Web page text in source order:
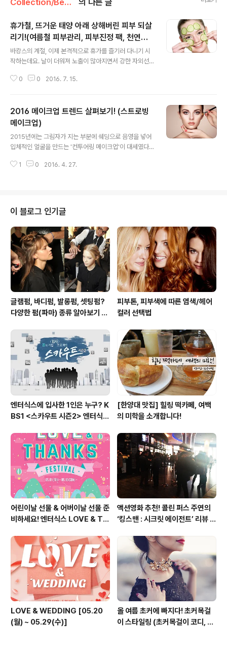
휴가철, 뜨거운 태양 아래 상해버린 피부 되살
리기!(여름철 피부관리, 피부진정 팩, 천연팩
만들기)
바캉스의 계절, 이제 본격적으로 휴가를 즐기러 다니기 시
작하는데요. 날이 더워져 노출이 많아지면서 강한 자외선
질이 벗겨지기도 하는 경우도 있죠. ㅜ_ㅜ 그래서! 오늘은
팩 입니다. 오이는 자체적으로 수분을 공급해주는 효능을
갖고 있어서 피부에 수분을 채워줌과 동시에 진정 효과가
있답니다. 또한 얼굴이 화끈거릴 때 시원한 오이팩을 해주
면 피부의 열기를 가라앉혀줍니다. 게다가 미백효과를 볼
수 있다는 사실! 오이팩을 할때는 얇게 썰어 냉장보관한 뒤
에 얼굴에 올려주면 됩니다. 15분~20분 후에 미지근한 물
0 0 2016. 7. 15.
2016 메이크업 트렌드 살펴보기! (스트로빙
메이크업)
2015년에는 그림자가 지는 부분에 쉐딩으로 음영을 넣어
입체적인 얼굴을 만드는 '컨투어링 메이크업'이 대세였다
았습니다! 스트로빙 메이크업이란? 스튜디오에서 사용하
인 이마, 코, 턱 등을 펄베이스 또는 하이라이터로 윤곽을
살리는 기법이랍니다. :D 투명하고 화사한 피부톤이 특징
이지만 얼굴 전체가 촉촉해 보이는 물광피부와는 약간 다
르다는 점! 화사하고 은은한 광이 흐르는 무결점 메이크업
을 연출하는게 포인트 인데요, 피부를 두껍게 커버하는게
아니라 피부결을 따라 얇게, 생기있고 자..
1 0 2016. 4. 27.
이 블로그 인기글
글램펌, 바디펌, 발롱펌, 셋팅펌?
다양한 펌(파마) 종류 알아보기 여
피부톤, 피부색에 따른 염색/헤어
컬러 선택법
엔터식스에 입사한 1인은 누구? K
BS1 <스카우트 시즌2> 엔터식스
[한양대 맛집] 힐링 떡카페, 여백
의 미학을 소개합니다!
어린이날 선물 & 어버이날 선물 준
비하세요! 엔터식스 LOVE & TH
~ 05.10]
액션영화 추천! 콜린 퍼스 주연의
‘킹스맨 : 시크릿 에이전트’ 리뷰 &
LOVE & WEDDING [05.20
(월) ~ 05.29(수)]
올 여름 초커에 빠지다! 초커목걸
이 스타일링 (초커목걸이 코디, 초